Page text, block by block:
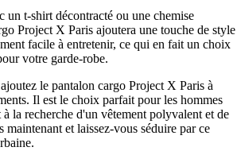
un t-shirt décontracté ou une chemise
Project X Paris ajoutera une touche de style
facile à entretenir, ce qui en fait un choix
votre garde-robe.
le pantalon cargo Project X Paris à
Il est le choix parfait pour les hommes
la recherche d'un vêtement polyvalent et de
maintenant et laissez-vous séduire par ce